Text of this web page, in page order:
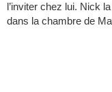
l’inviter chez lui. Nick
dans la chambre de